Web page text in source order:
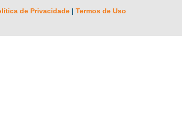
de Privacidade | Termos de Uso